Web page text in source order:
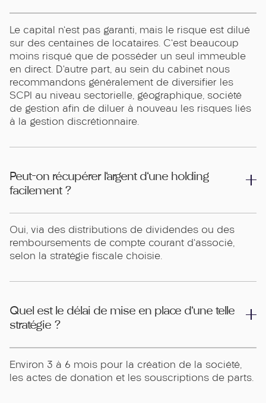
Le capital n'est pas garanti, mais le risque est dilué
sur des centaines de locataires. C'est beaucoup
moins risqué que de posséder un seul immeuble
en direct. D’autre part, au sein du cabinet nous
recommandons généralement de diversifier les
SCPI au niveau sectorielle, géographique, société
de gestion afin de diluer à nouveau les risques liés
à la gestion discrétionnaire.
Peut-on récupérer l'argent d'une holding
facilement ?
Oui, via des distributions de dividendes ou des
remboursements de compte courant d'associé,
selon la stratégie fiscale choisie.
Quel est le délai de mise en place d'une telle
stratégie ?
Environ 3 à 6 mois pour la création de la société,
les actes de donation et les souscriptions de parts.